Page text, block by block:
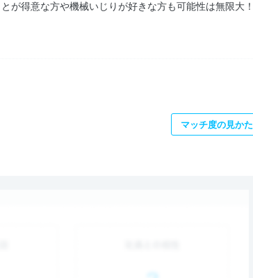
得意な方や機械いじりが好きな方も可能性は無限大！
マッチ度の見かた